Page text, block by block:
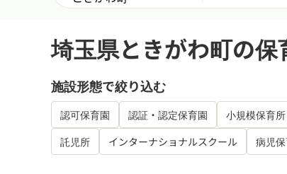
埼玉県ときがわ町の
施設形態で絞り込む
認可保育園 認証・認定保育園 小規模保育所
託児所
インターナショナルスクール 病児